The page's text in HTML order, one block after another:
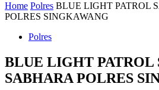
Home Polres BLUE LIGHT PATROL
POLRES SINGKAWANG
Polres
BLUE LIGHT PATROL
SABHARA POLRES